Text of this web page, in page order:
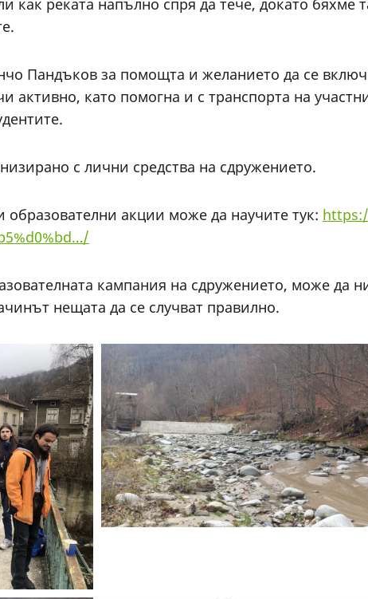
как реката напълно спря да тече, докато
Пандъков за помощта и желанието да се
активно, като помогна и с транспорта на
с лични средства на сдружението.
акции може да научите тук:
кампания на сдружението, може да
нещата да се случват правилно.